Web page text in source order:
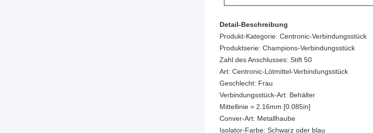
Detail-Beschreibung
Produkt-Kategorie: Centronic-Verbindungsstück
Produktserie: Champions-Verbindungsstück
Zahl des Anschlusses: Stift 50
Art: Centronic-Lötmittel-Verbindungsstück
Geschlecht: Frau
Verbindungsstück-Art: Behälter
Mittellinie = 2.16mm [0.085in]
Conver-Art: Metallhaube
Isolator-Farbe: Schwarz oder blau